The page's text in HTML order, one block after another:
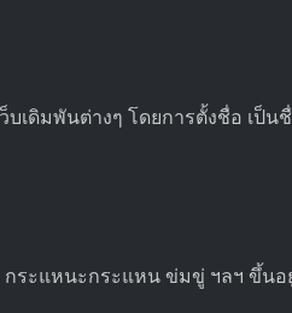
เดิมพันต่างๆ โดยการตั้งชื่อ เป็น
กระแหนะกระแหน ข่มขู่ ฯลฯ ขึ้น